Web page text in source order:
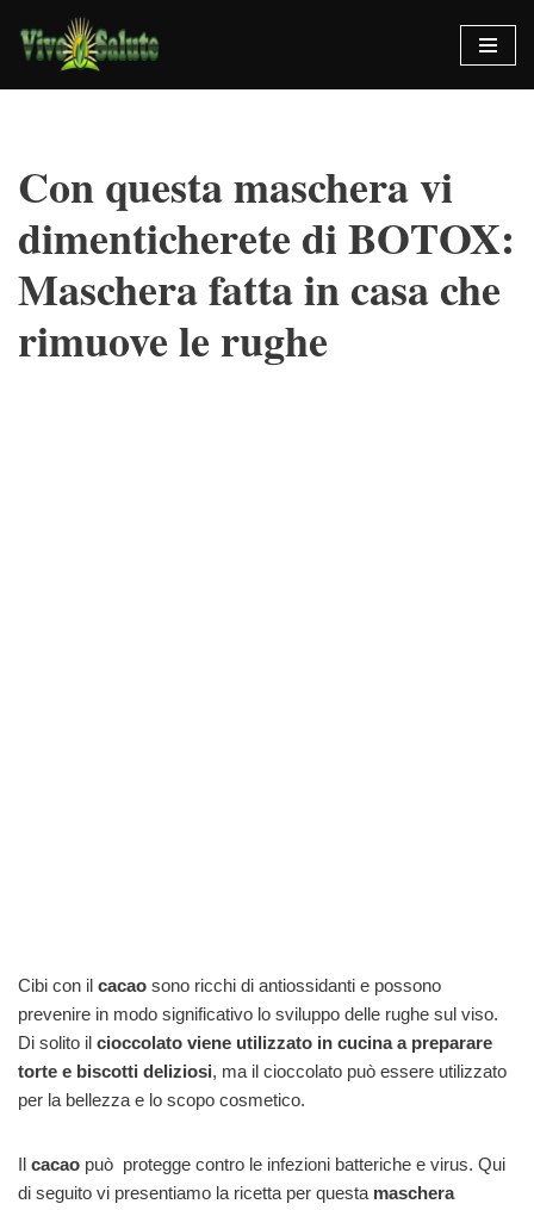
Vai
al
Con questa maschera vi
dimenticherete di BOTOX:
Maschera fatta in casa che
rimuove le rughe
Cibi con il cacao sono ricchi di antiossidanti e possono
prevenire in modo significativo lo sviluppo delle rughe sul viso.
Di solito il cioccolato viene utilizzato in cucina a preparare
torte e biscotti deliziosi, ma il cioccolato può essere utilizzato
per la bellezza e lo scopo cosmetico.
Il cacao può protegge contro le infezioni batteriche e virus. Qui
di seguito vi presentiamo la ricetta per questa maschera